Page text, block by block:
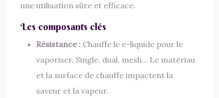
une utilisation sûre et efficace.
Les composants clés
Résistance : Chauffe le e-liquide pour le
vaporiser. Single, dual, mesh… Le matériau
et la surface de chauffe impactent la
saveur et la vapeur.